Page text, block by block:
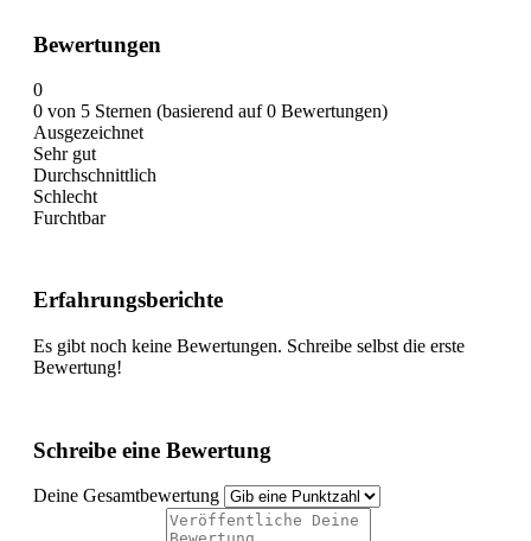
Bewertungen
0
0 von 5 Sternen (basierend auf 0 Bewertungen)
Ausgezeichnet
Sehr gut
Durchschnittlich
Schlecht
Furchtbar
Erfahrungsberichte
Es gibt noch keine Bewertungen. Schreibe selbst die erste
Bewertung!
Schreibe eine Bewertung
Deine Gesamtbewertung